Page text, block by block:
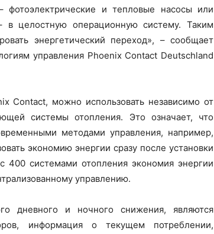
фотоэлектрические и тепловые насосы или
в целостную операционную систему. Таким
энергетический переход», – сообщает
управления Phoenix Contact Deutschland
Contact, можно использовать независимо от
системы отопления. Это означает, что
методами управления, например,
экономию энергии сразу после установки
системами отопления экономия энергии
управлению.
дневного и ночного снижения, являются
информация о текущем потреблении,